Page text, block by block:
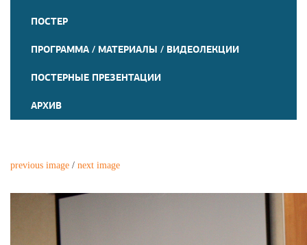
ПОСТЕР
ПРОГРАММА / МАТЕРИАЛЫ / ВИДЕОЛЕКЦИИ
ПОСТЕРНЫЕ ПРЕЗЕНТАЦИИ
АРХИВ
previous image / next image